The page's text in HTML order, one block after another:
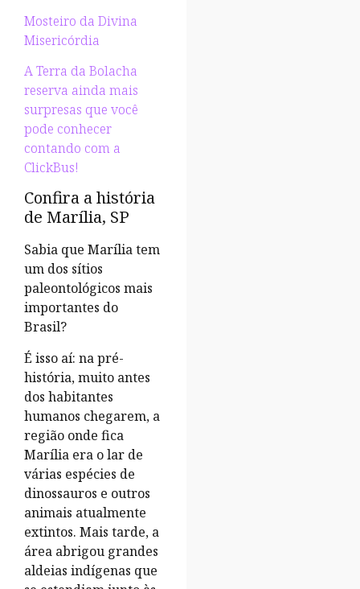
Mosteiro da Divina
Misericórdia
A Terra da Bolacha
reserva ainda mais
surpresas que você
pode conhecer
contando com a
ClickBus!
Confira a história
de Marília, SP
Sabia que Marília tem
um dos sítios
paleontológicos mais
importantes do
Brasil?
É isso aí: na pré-
história, muito antes
dos habitantes
humanos chegarem, a
região onde fica
Marília era o lar de
várias espécies de
dinossauros e outros
animais atualmente
extintos. Mais tarde, a
área abrigou grandes
aldeias indígenas que